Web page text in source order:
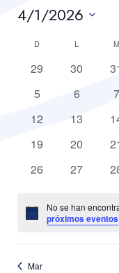
4/1/2026
fecha.
Calendario
de
Eventos
D DOMINGOL M
0
29
0
30
0
0
5
0
6
0
7
0
12
0
13
0
0
19
0
20
0
0
26
0
27
0
Aviso
No se han
próximos eventos
Mar